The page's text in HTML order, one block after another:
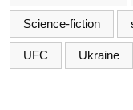
Science-fiction
UFC Ukraine